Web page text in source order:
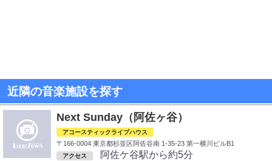
近隣の音楽施設を探す
Next Sunday（阿佐ヶ谷）
アコースティックライブハウス
〒166-0004 東京都杉並区阿佐谷南 1-35-23 第一横川ビルB1
アクセス 阿佐ケ谷駅から約5分